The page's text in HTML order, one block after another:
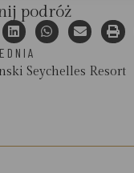
podróż
Seychelles Resort